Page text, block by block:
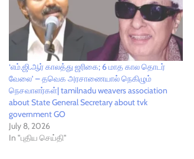
‘எம்.ஜி.ஆர் காலத்து ஜரிகை; 6 மாத கால தொடர்
வேலை’ – தவெக அரசாணையால் நெகிழும்
நெசவாளர்கள்| tamilnadu weavers association
about State General Secretary about tvk
government GO
July 8, 2026
In "புதிய செய்தி"